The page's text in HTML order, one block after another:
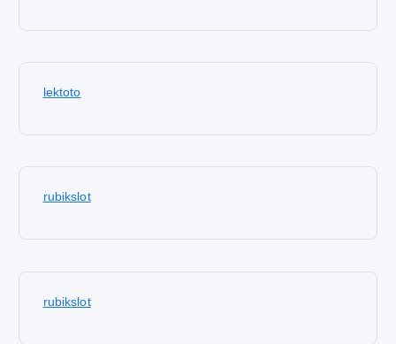
lektoto
rubikslot
rubikslot